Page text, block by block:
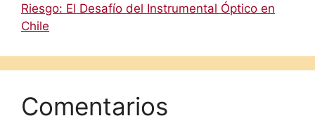
Riesgo: El Desafío del Instrumental Óptico en
Chile
Comentarios